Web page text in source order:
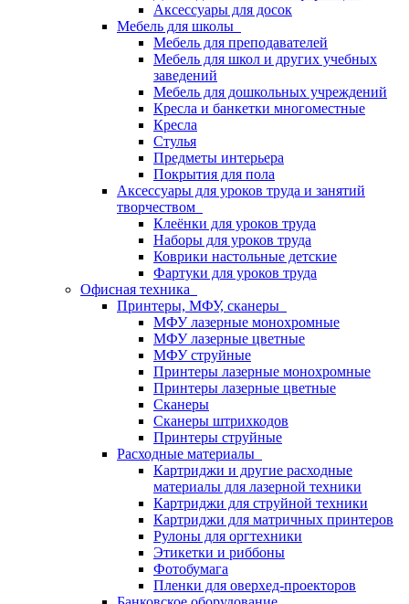
Аксессуары для досок
Мебель для школы
Мебель для преподавателей
Мебель для школ и других учебных
заведений
Мебель для дошкольных учреждений
Кресла и банкетки многоместные
Кресла
Стулья
Предметы интерьера
Покрытия для пола
Аксессуары для уроков труда и занятий
творчеством
Клеёнки для уроков труда
Наборы для уроков труда
Коврики настольные детские
Фартуки для уроков труда
Офисная техника
Принтеры, МФУ, сканеры
МФУ лазерные монохромные
МФУ лазерные цветные
МФУ струйные
Принтеры лазерные монохромные
Принтеры лазерные цветные
Сканеры
Сканеры штрихкодов
Принтеры струйные
Расходные материалы
Картриджи и другие расходные
материалы для лазерной техники
Картриджи для струйной техники
Картриджи для матричных принтеров
Рулоны для оргтехники
Этикетки и риббоны
Фотобумага
Пленки для оверхед-проекторов